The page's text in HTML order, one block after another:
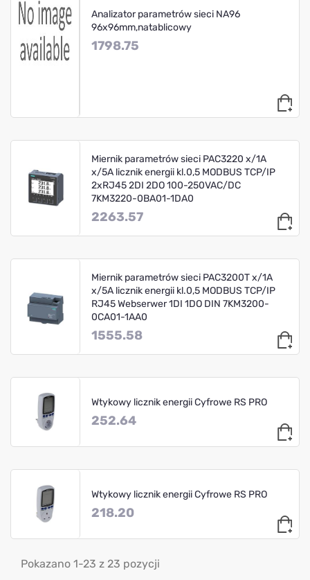
Analizator parametrów sieci NA96
96x96mm,natablicowy
1798.75
Miernik parametrów sieci PAC3220 x/1A
x/5A licznik energii kl.0,5 MODBUS TCP/IP
2xRJ45 2DI 2DO 100-250VAC/DC
7KM3220-0BA01-1DA0
2263.57
Miernik parametrów sieci PAC3200T x/1A
x/5A licznik energii kl.0,5 MODBUS TCP/IP
RJ45 Webserwer 1DI 1DO DIN 7KM3200-
0CA01-1AA0
1555.58
Wtykowy licznik energii Cyfrowe RS PRO
252.64
Wtykowy licznik energii Cyfrowe RS PRO
218.20
Pokazano 1-23 z 23 pozycji